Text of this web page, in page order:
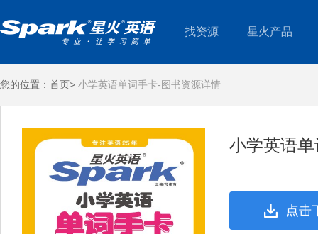
找资源 星火产品
您的位置： 首页> 小学英语单词手卡-图书资源详情
小学英语
点击